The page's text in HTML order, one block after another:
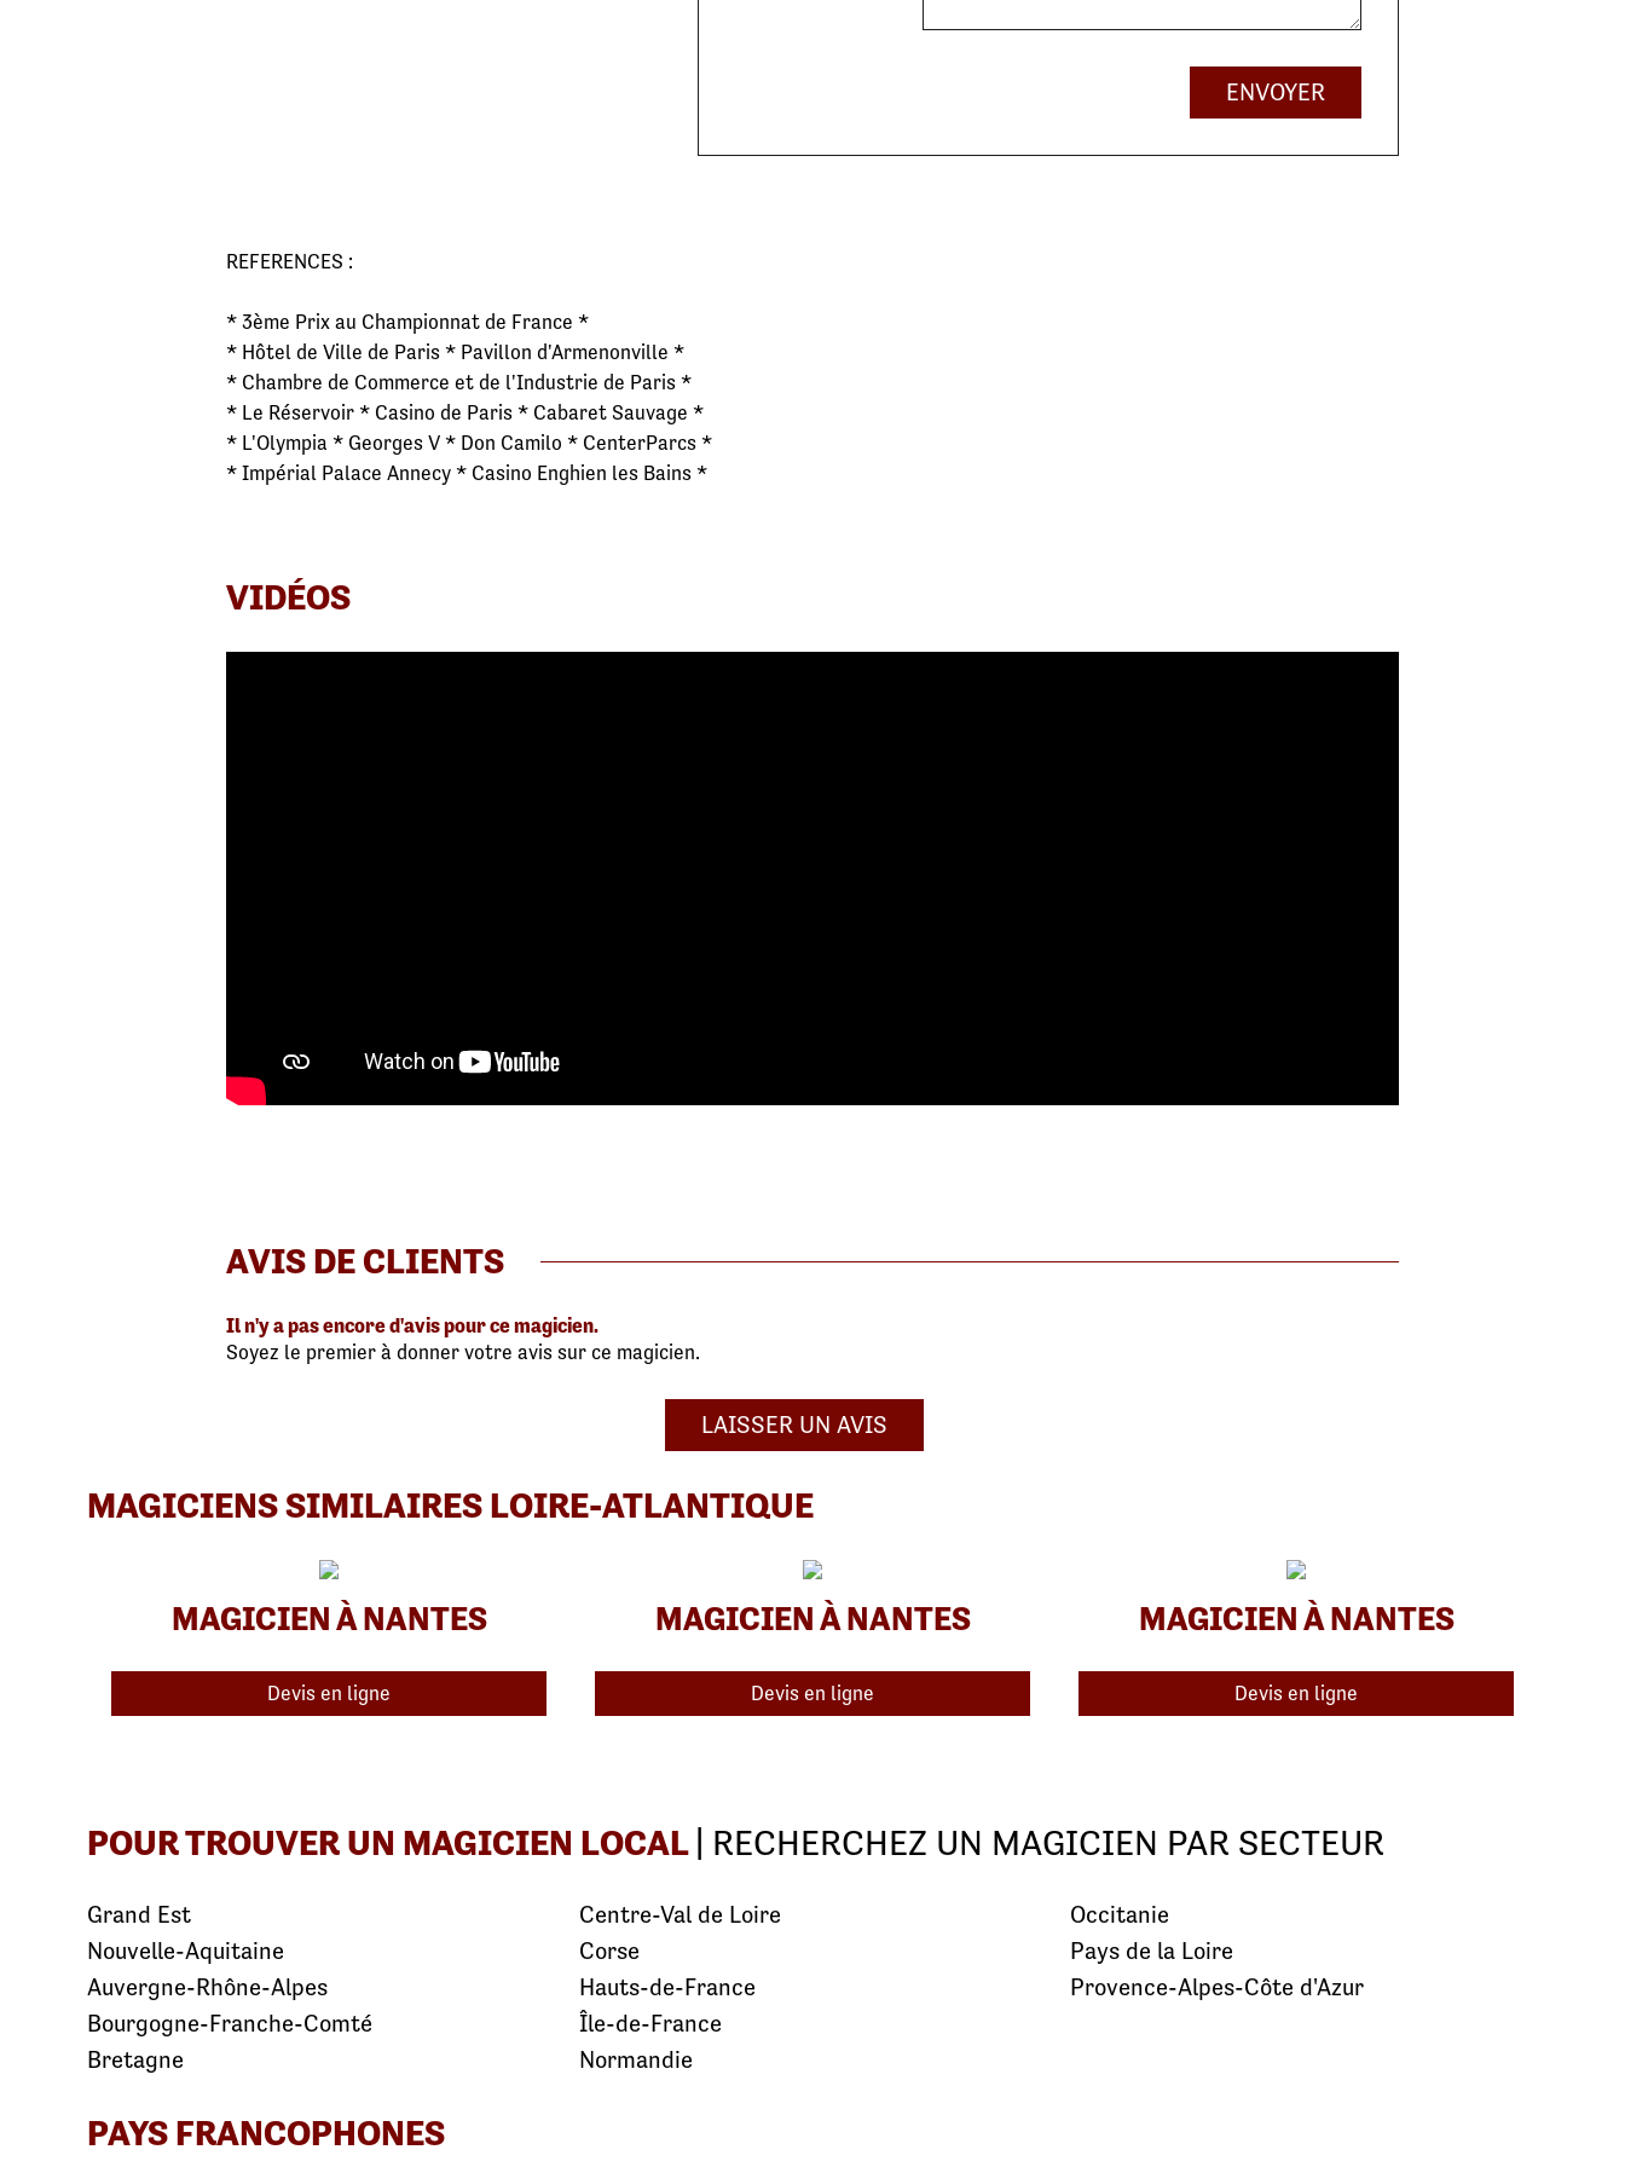
ENVOYER
REFERENCES :
* 3ème Prix au Championnat de France *
* Hôtel de Ville de Paris * Pavillon d'Armenonville *
* Chambre de Commerce et de l'Industrie de Paris *
* Le Réservoir * Casino de Paris * Cabaret Sauvage *
* L'Olympia * Georges V * Don Camilo * CenterParcs *
* Impérial Palace Annecy * Casino Enghien les Bains *
VIDÉOS
AVIS DE CLIENTS
Il n'y a pas encore d'avis pour ce magicien.
Soyez le premier à donner votre avis sur ce magicien.
LAISSER UN AVIS
MAGICIENS SIMILAIRES LOIRE-ATLANTIQUE
MAGICIEN À NANTES
Devis en ligne
MAGICIEN À NANTES
Devis en ligne
MAGICIEN À NANTES
Devis en ligne
POUR TROUVER UN MAGICIEN LOCAL | RECHERCHEZ UN MAGICIEN PAR SECTEUR
Grand Est
Nouvelle-Aquitaine
Auvergne-Rhône-Alpes
Bourgogne-Franche-Comté
Bretagne
Centre-Val de Loire
Corse
Hauts-de-France
Île-de-France
Normandie
Occitanie
Pays de la Loire
Provence-Alpes-Côte d'Azur
PAYS FRANCOPHONES